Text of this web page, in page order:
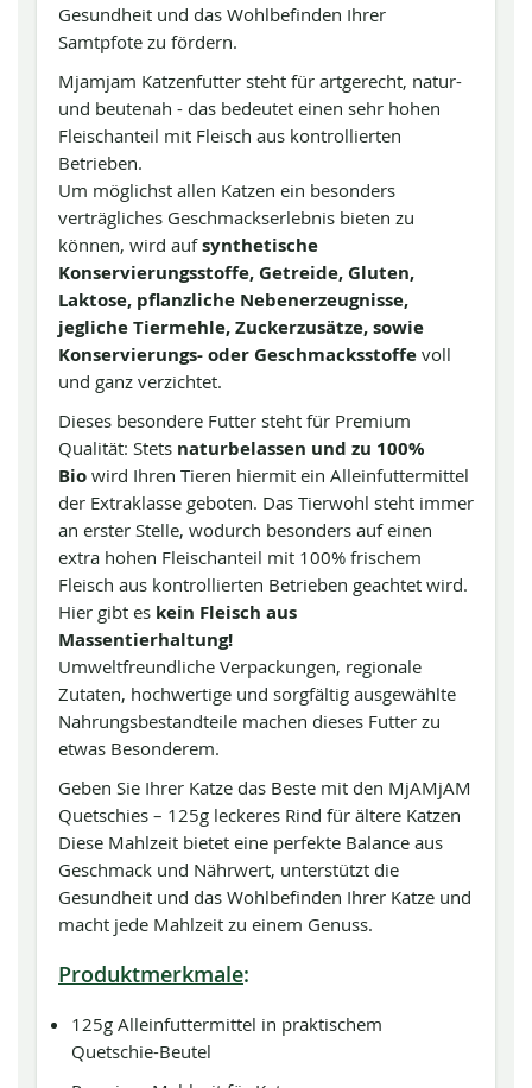
Gesundheit und das Wohlbefinden Ihrer
Samtpfote zu fördern.
Mjamjam Katzenfutter steht für artgerecht, natur-
und beutenah - das bedeutet einen sehr hohen
Fleischanteil mit Fleisch aus kontrollierten
Betrieben.
Um möglichst allen Katzen ein besonders
verträgliches Geschmackserlebnis bieten zu
können, wird aufsynthetische
Konservierungsstoffe, Getreide, Gluten,
Laktose, pflanzliche Nebenerzeugnisse,
jegliche Tiermehle, Zuckerzusätze, sowie
Konservierungs- oder Geschmacksstoffe voll
und ganz verzichtet.
Dieses besondere Futter steht für Premium
Qualität: Stets naturbelassen und zu 100%
Bio wird Ihren Tieren hiermit ein Alleinfuttermittel
der Extraklasse geboten. Das Tierwohl steht immer
an erster Stelle, wodurch besonders auf einen
extra hohen Fleischanteil mit 100% frischem
Fleisch aus kontrollierten Betrieben geachtet wird.
Hier gibt es kein Fleisch aus
Massentierhaltung!
Umweltfreundliche Verpackungen, regionale
Zutaten, hochwertige und sorgfältig ausgewählte
Nahrungsbestandteile machen dieses Futter zu
etwas Besonderem.
Geben Sie Ihrer Katze das Beste mit den MjAMjAM
Quetschies – 125g leckeres Rind für ältere Katzen
Diese Mahlzeit bietet eine perfekte Balance aus
Geschmack und Nährwert, unterstützt die
Gesundheit und das Wohlbefinden Ihrer Katze und
macht jede Mahlzeit zu einem Genuss.
Produktmerkmale:
125g Alleinfuttermittel in praktischem
Quetschie-Beutel